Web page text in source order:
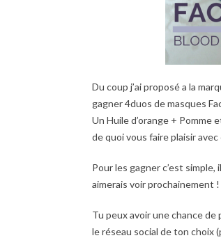
Du coup j’ai proposé a la
gagner 4duos de masques
Un Huile d’orange + Pomme
de quoi vous faire plaisir
Pour les gagner c’est
aimerais voir prochainement
Tu peux avoir une chance de
le réseau social de ton choix